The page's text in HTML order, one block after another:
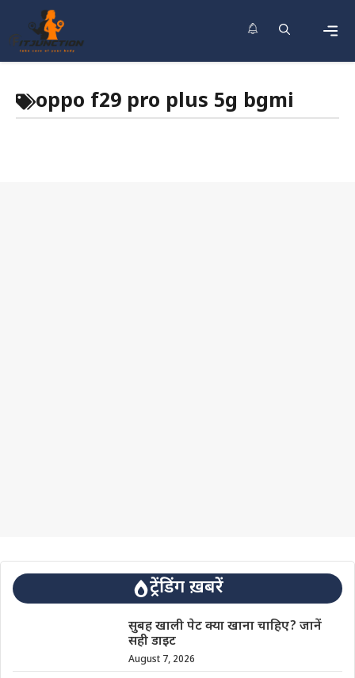
content
oppo f29 pro plus 5g bgmi
ट्रेंडिंग ख़बरें
सुबह खाली पेट क्या खाना चाहिए? जानें
सही डाइट
August 7, 2026